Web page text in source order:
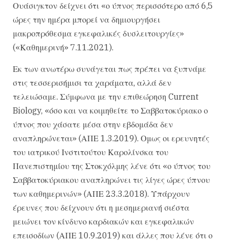
Ουάσιγκτον δείχνει ότι «ο ύπνος περισσότερο από 6,5
ώρες την ημέρα μπορεί να δημιουργήσει
μακροπρόθεσμα εγκεφαλικές δυσλειτουργίες»
(«Καθημερινή» 7.11.2021).
Εκ των ανωτέρω συνάγεται πως πρέπει να ξυπνάμε
στις τεσσερισήμισι τα χαράματα, αλλά δεν
τελειώσαμε. Σύμφωνα με την επιθεώρηση Current
Biology, «όσο και να κοιμηθείτε το Σαββατοκύριακο ο
ύπνος που χάσατε μέσα στην εβδομάδα δεν
αναπληρώνεται» (ΑΠΕ 1.3.2019). Ομως οι ερευνητές
του ιατρικού Ινστιτούτου Καρολίνσκα του
Πανεπιστημίου της Στοκχόλμης λένε ότι «ο ύπνος του
Σαββατοκύριακου αναπληρώνει τις λίγες ώρες ύπνου
των καθημερινών» (ΑΠΕ 23.3.2018). Υπάρχουν
έρευνες που δείχνουν ότι η μεσημεριανή σιέστα
μειώνει τον κίνδυνο καρδιακών και εγκεφαλικών
επεισοδίων (ΑΠΕ 10.9.2019) και άλλες που λένε ότι ο